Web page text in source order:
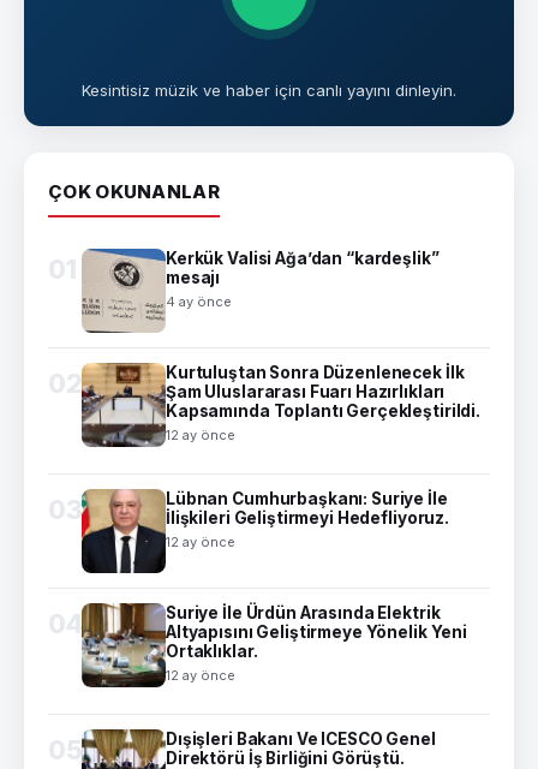
Kesintisiz müzik ve haber için canlı yayını dinleyin.
ÇOK OKUNANLAR
01
Kerkük Valisi Ağa’dan “kardeşlik”
mesajı
4 ay önce
02
Kurtuluştan Sonra Düzenlenecek İlk
Şam Uluslararası Fuarı Hazırlıkları
Kapsamında Toplantı Gerçekleştirildi.
12 ay önce
03
Lübnan Cumhurbaşkanı: Suriye İle
İlişkileri Geliştirmeyi Hedefliyoruz.
12 ay önce
04
Suriye İle Ürdün Arasında Elektrik
Altyapısını Geliştirmeye Yönelik Yeni
Ortaklıklar.
12 ay önce
05
Dışişleri Bakanı Ve ICESCO Genel
Direktörü İş Birliğini Görüştü.